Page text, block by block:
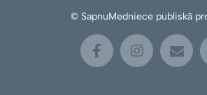
© SapnuMedniece publiskā